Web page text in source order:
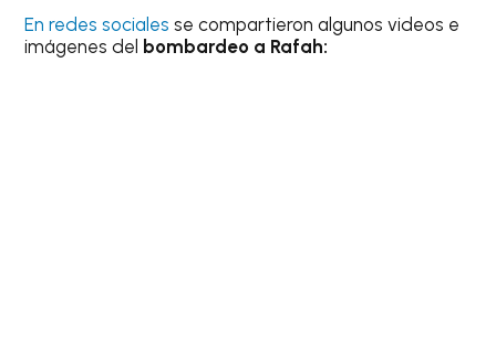
En redes socialesse compartieron algunos videos e
imágenes del bombardeo a Rafah: